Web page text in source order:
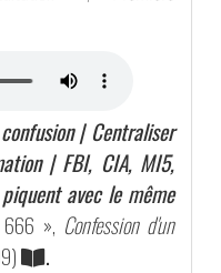
| Centraliser
| FBI, CIA, MI5,
avec le même
666 », Confession d'un
.